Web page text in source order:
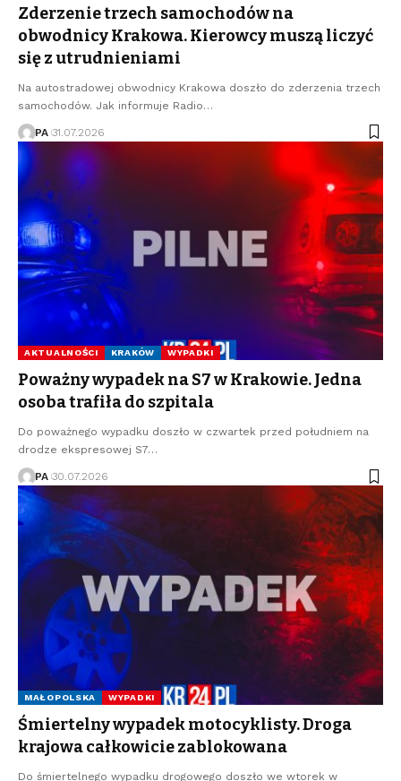
Zderzenie trzech samochodów na
obwodnicy Krakowa. Kierowcy muszą liczyć
się z utrudnieniami
Na autostradowej obwodnicy Krakowa doszło do zderzenia trzech
samochodów. Jak informuje Radio…
PA 31.07.2026
AKTUALNOŚCI KRAKÓW WYPADKI
Poważny wypadek na S7 w Krakowie. Jedna
osoba trafiła do szpitala
Do poważnego wypadku doszło w czwartek przed południem na
drodze ekspresowej S7…
PA 30.07.2026
MAŁOPOLSKA WYPADKI
Śmiertelny wypadek motocyklisty. Droga
krajowa całkowicie zablokowana
Do śmiertelnego wypadku drogowego doszło we wtorek w